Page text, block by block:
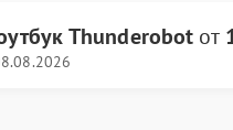
Thunderobot от